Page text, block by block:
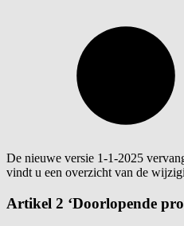
De nieuwe versie 1-1-2025
vindt u een overzicht van de
Artikel 2 ‘Doorlopende